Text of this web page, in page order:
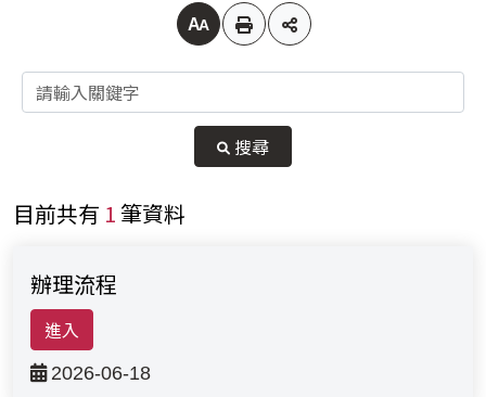
影音專區
辦理流程
法規文件
文件下載
相關連結
調整字體大小
關鍵字
搜尋
目前共有 1 筆資料
檔案下載-列表
辦理流程
進入
2026-06-18